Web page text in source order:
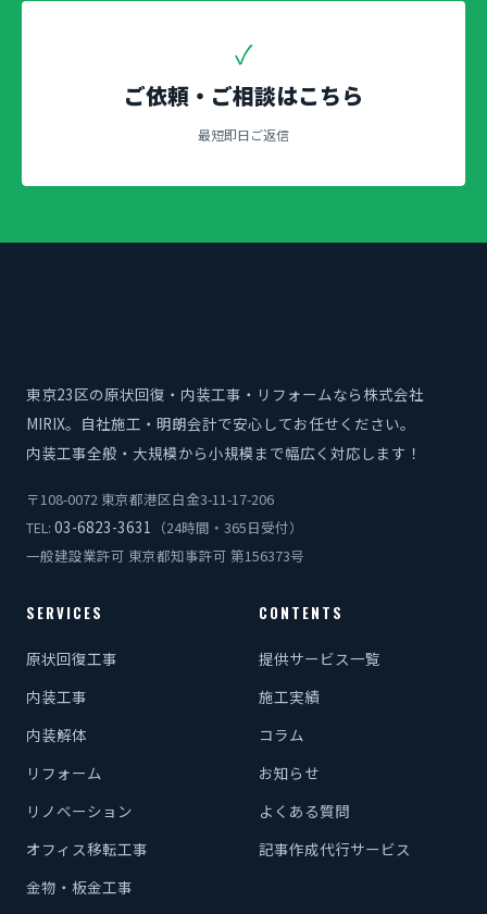
✓
ご依頼・ご相談はこちら
最短即日ご返信
東京23区の原状回復・内装工事・リフォームなら株式会社
MIRIX。自社施工・明朗会計で安心してお任せください。
内装工事全般・大規模から小規模まで幅広く対応します！
〒108-0072 東京都港区白金3-11-17-206
TEL: 03-6823-3631 （24時間・365日受付）
一般建設業許可 東京都知事許可 第156373号
SERVICES
原状回復工事
内装工事
内装解体
リフォーム
リノベーション
オフィス移転工事
金物・板金工事
CONTENTS
提供サービス一覧
施工実績
コラム
お知らせ
よくある質問
記事作成代行サービス